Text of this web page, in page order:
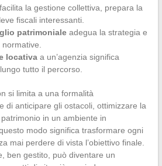
facilita la gestione collettiva, prepara la
fiscali interessanti.
patrimonialeadegua la strategia e
locativaa un’agenzia significa
tutto il percorso.
si limita a una formalità
di anticipare gli ostacoli, ottimizzare la
in un ambiente in
modo significa trasformare ogni
mai perdere di vista l’obiettivo finale.
ben gestito, può diventare un